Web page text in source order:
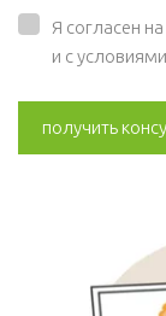
Я согласен
и с условиями
получить